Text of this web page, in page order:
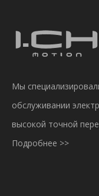
Мы
обслуживании
высокой точной
Подробнее >>